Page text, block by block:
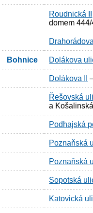
Roudnická II
domem
Drahorádova
Bohnice Dolákova
Dolákova II
Řešovská
a Košalinská
Podhajská
Poznaňská
Poznaňská
Sopotská
Katovická